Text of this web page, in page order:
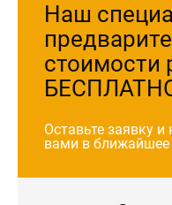
Наш
стоимости
Оставьте заявку
вами в ближайшее